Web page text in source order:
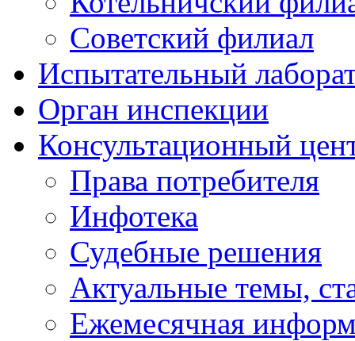
Советский филиал
Испытательный
Орган инспекции
Консультационный
Права потребителя
Инфотека
Судебные решения
Актуальные темы,
Ежемесячная